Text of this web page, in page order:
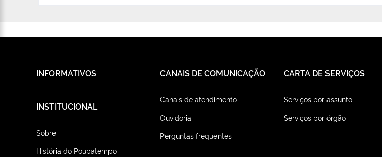
INFORMATIVOS CANAIS DE COMUNICAÇÃO
Canais de atendimento
Ouvidoria
Perguntas frequentes
CARTA DE SERVIÇOS
Serviços por assunto
Serviços por órgão
INSTITUCIONAL
Sobre
História do Poupatempo